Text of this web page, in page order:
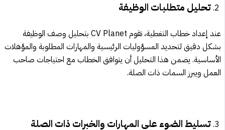
تحليل متطلبات الوظيفة
عند إعداد خطاب التغطية، تقوم CV Planet بتحليل وصف الوظيفة
بشكل دقيق لتحديد المسؤوليات الرئيسية والمهارات المطلوبة والمؤهلات
الأساسية. يضمن هذا التحليل أن يتوافق الخطاب مع احتياجات صاحب
العمل ويبرز السمات ذات الصلة.
تسليط الضوء على المهارات والخبرات ذات الصلة